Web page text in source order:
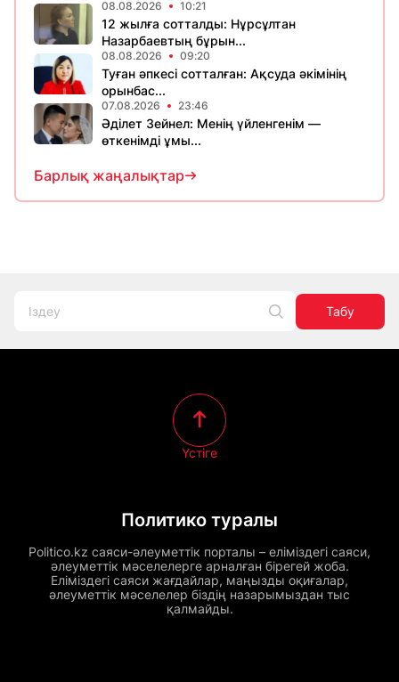
08.08.2026 10:21
12 жылға сотталды: Нұрсұлтан
Назарбаевтың бұрын...
08.08.2026 09:20
Туған әпкесі сотталған: Ақсуда әкімінің
орынбас...
07.08.2026 23:46
Әділет Зейнел: Менің үйленгенім —
өткенімді ұмы...
Барлық жаңалықтар
Табу
Политико туралы
Politico.kz саяси-әлеуметтік порталы – еліміздегі саяси,
әлеуметтік мәселелерге арналған бірегей жоба.
Еліміздегі саяси жағдайлар, маңызды оқиғалар,
әлеуметтік мәселелер біздің назарымыздан тыс
қалмайды.
Үстіге